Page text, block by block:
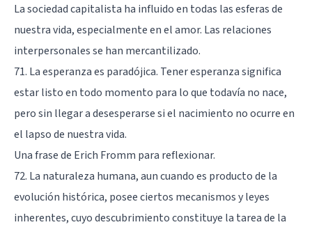
La sociedad capitalista ha influido en todas las esferas de
nuestra vida, especialmente en el amor. Las relaciones
interpersonales se han mercantilizado.
71. La esperanza es paradójica. Tener esperanza significa
estar listo en todo momento para lo que todavía no nace,
pero sin llegar a desesperarse si el nacimiento no ocurre en
el lapso de nuestra vida.
Una frase de Erich Fromm para reflexionar.
72. La naturaleza humana, aun cuando es producto de la
evolución histórica, posee ciertos mecanismos y leyes
inherentes, cuyo descubrimiento constituye la tarea de la